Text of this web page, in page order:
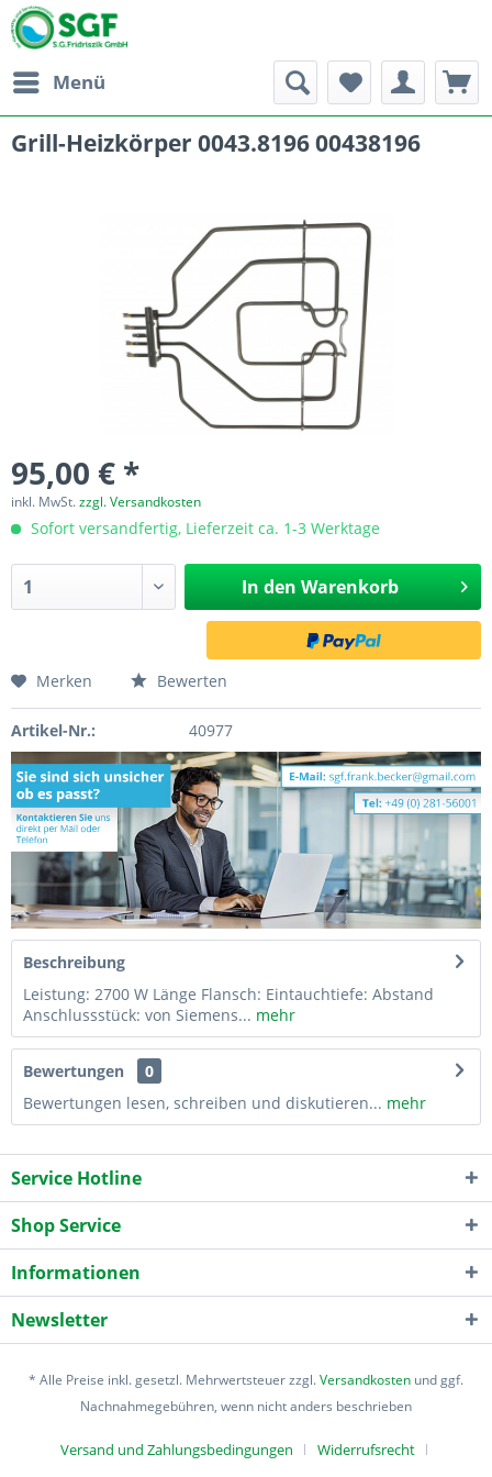
Menü
Grill-Heizkörper 0043.8196 00438196
95,00 € *
inkl. MwSt.zzgl. Versandkosten
Sofort versandfertig, Lieferzeit ca. 1-3 Werktage
In den Warenkorb
Merken Bewerten
Artikel-Nr.: 40977
Beschreibung
Leistung: 2700 W Länge Flansch: Eintauchtiefe: Abstand
Anschlussstück: von Siemens... mehr
Bewertungen
0
Bewertungen lesen, schreiben und diskutieren... mehr
Service Hotline
Shop Service
Informationen
Newsletter
* Alle Preise inkl. gesetzl. Mehrwertsteuer zzgl.Versandkosten und ggf.
Nachnahmegebühren, wenn nicht anders beschrieben
Versand und Zahlungsbedingungen
Widerrufsrecht